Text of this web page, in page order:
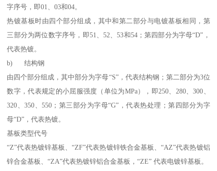
字序号，即01、03和04。
热镀基板时由四个部分组成，其中和第二部分与电镀基板相同，第
三部分为两位数字序号，即51、52、53和54；第四部分为字母“D”，
代表热镀。
b) 结构钢
由四个部分组成，其中部分为字母“S”，代表结构钢；第二部分为3位
数字，代表规定的小屈服强度（单位为MPa），即250、280、300、
320、350、550；第三部分为字母“G”，代表热处理；第四部分为字
母“D”，代表热镀。
基板类型代号
“Z”代表热镀锌基板、“ZF”代表热镀锌铁合金基板、“AZ”代表热镀铝
锌合金基板、“ZA”代表热镀锌铝合金基板，“ZE” 代表电镀锌基板。